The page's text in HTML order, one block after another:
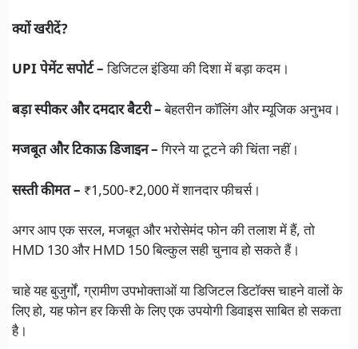
क्यों खरीदें?
UPI पेमेंट सपोर्ट –डिजिटल इंडिया की दिशा में बड़ा कदम।
बड़ा स्पीकर और दमदार बैटरी –बेहतरीन कॉलिंग और म्यूजिक अनुभव।
मजबूत और टिकाऊ डिजाइन –गिरने या टूटने की चिंता नहीं।
सस्ती कीमत – ₹1,500-₹2,000 में शानदार फीचर्स।
अगर आप एक सरल, मजबूत और भरोसेमंद फोन की तलाश में हैं, तो
HMD 130 और HMD 150 बिल्कुल सही चुनाव हो सकते हैं।
चाहे यह बुजुर्गों, ग्रामीण उपभोक्ताओं या डिजिटल डिटॉक्स चाहने वालों के
लिए हो, यह फोन हर किसी के लिए एक उपयोगी डिवाइस साबित हो सकता
है।